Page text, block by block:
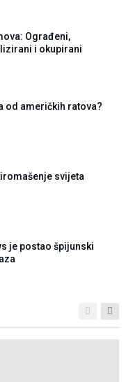
Ograđeni,
i okupirani
od američkih ratova?
svijeta
je postao špijunski